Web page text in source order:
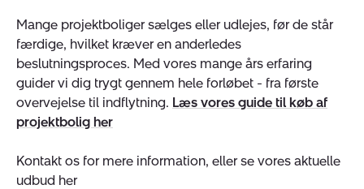
Mange projektboliger sælges eller udlejes, før de står
færdige, hvilket kræver en anderledes
beslutningsproces. Med vores mange års erfaring
guider vi dig trygt gennem hele forløbet - fra første
overvejelse til indflytning. Læs vores guide til køb af
projektbolig her
Kontakt os for mere information, eller se vores aktuelle
udbud her